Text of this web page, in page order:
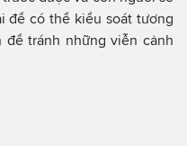
để có thể kiểu soát tương
tránh những viễn cảnh